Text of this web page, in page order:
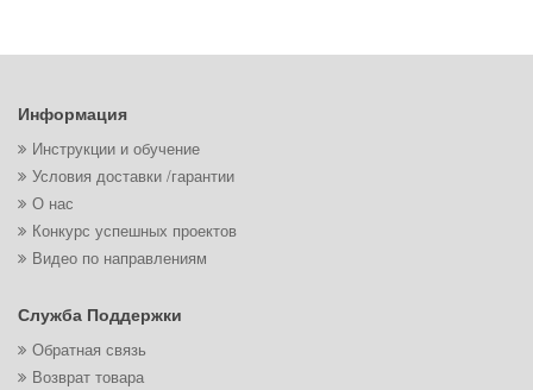
Информация
Инструкции и обучение
Условия доставки /гарантии
О нас
Конкурс успешных проектов
Видео по направлениям
Служба Поддержки
Обратная связь
Возврат товара